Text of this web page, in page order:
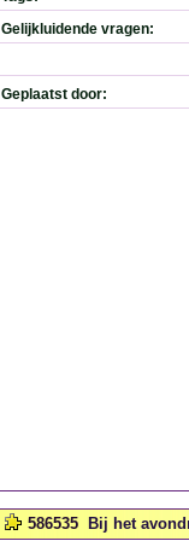
Gelijkluidende vragen:
Geplaatst door:
586535 Bij het